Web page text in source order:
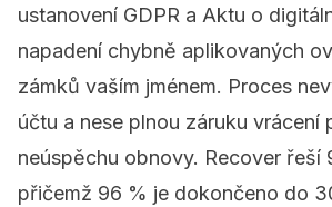
ustanovení GDPR a Aktu o
napadení chybně aplikovaných
zámků vaším jménem. Proces
účtu a nese plnou záruku vrácení
neúspěchu obnovy. Recover řeší
přičemž 96 % je dokončeno do